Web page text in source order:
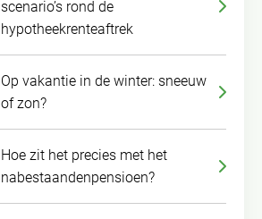
scenario’s rond de
hypotheekrenteaftrek
Op vakantie in de winter: sneeuw
of zon?
Hoe zit het precies met het
nabestaandenpensioen?